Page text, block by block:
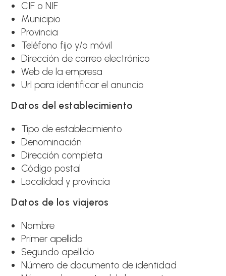
CIF o NIF
Municipio
Provincia
Teléfono fijo y/o móvil
Dirección de correo electrónico
Web de la empresa
Url para identificar el anuncio
Datos del establecimiento
Tipo de establecimiento
Denominación
Dirección completa
Código postal
Localidad y provincia
Datos de los viajeros
Nombre
Primer apellido
Segundo apellido
Número de documento de identidad